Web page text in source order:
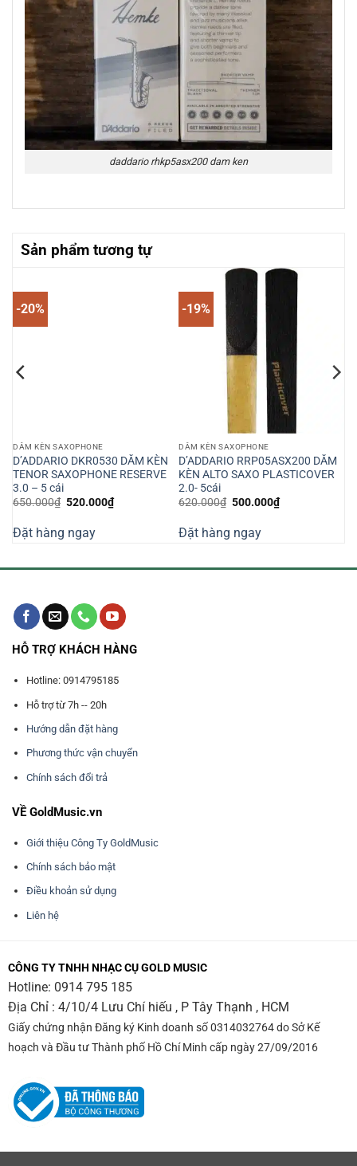
daddario rhkp5asx200 dam ken
Sản phẩm tương tự
-20%
DĂM KÈN SAXOPHONE
D’ADDARIO DKR0530 DĂM KÈN
TENOR SAXOPHONE RESERVE
3.0 – 5 cái
650.000₫ Giá
650.000₫.
520.000₫Giá
hiện
Đặt hàng ngay
-19%
DĂM KÈN SAXOPHONE
D’ADDARIO RRP05ASX200 DĂM
KÈN ALTO SAXO PLASTICOVER
2.0- 5cái
620.000₫ Giá
620.000₫.
500.000₫Giá
hiện
Đặt hàng ngay
HỖ TRỢ KHÁCH HÀNG
Hotline: 0914795185
Hỗ trợ từ 7h -- 20h
Hướng dẫn đặt hàng
Phương thức vận chuyển
Chính sách đổi trả
VỀ GoldMusic.vn
Giới thiệu Công Ty GoldMusic
Chính sách bảo mật
Điều khoản sử dụng
Liên hệ
CÔNG TY TNHH NHẠC CỤ GOLD MUSIC
Hotline: 0914 795 185
Địa Chỉ : 4/10/4 Lưu Chí hiếu , P Tây Thạnh , HCM
Giấy chứng nhận Đăng ký Kinh doanh số 0314032764 do Sở Kế
hoạch và Đầu tư Thành phố Hồ Chí Minh cấp ngày 27/09/2016